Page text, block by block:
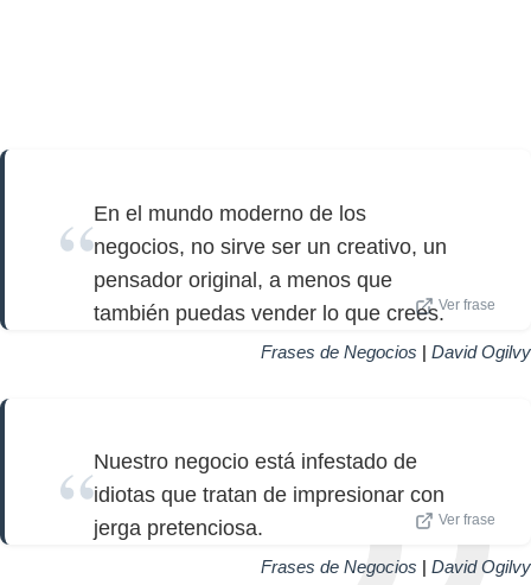
En el mundo moderno de los
negocios, no sirve ser un creativo, un
pensador original, a menos que
también puedas vender lo que crees.Ver frase
Frases de Negocios | David Ogilvy
Nuestro negocio está infestado de
idiotas que tratan de impresionar con
jerga pretenciosa.
Ver frase
Frases de Negocios | David Ogilvy